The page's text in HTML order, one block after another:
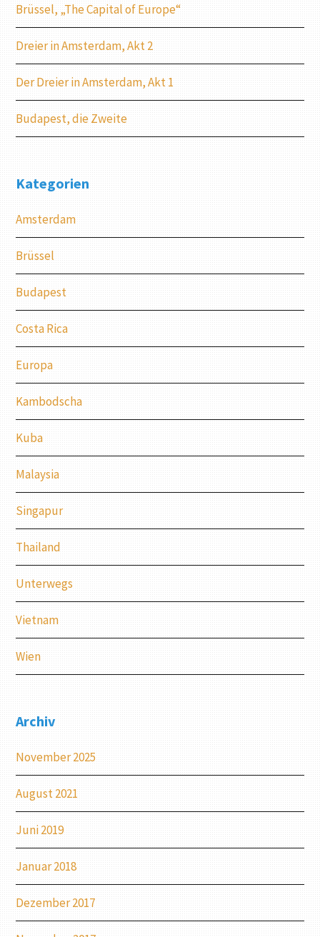
Brüssel, „The Capital of Europe“
Dreier in Amsterdam, Akt 2
Der Dreier in Amsterdam, Akt 1
Budapest, die Zweite
Kategorien
Amsterdam
Brüssel
Budapest
Costa Rica
Europa
Kambodscha
Kuba
Malaysia
Singapur
Thailand
Unterwegs
Vietnam
Wien
Archiv
November 2025
August 2021
Juni 2019
Januar 2018
Dezember 2017